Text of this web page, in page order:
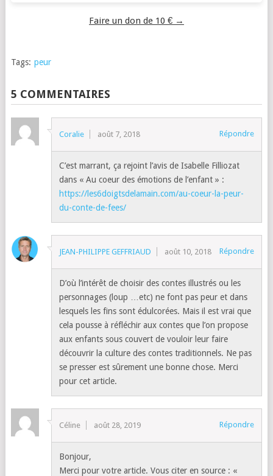
Faire un don de 10 € →
Tags: peur
5 COMMENTAIRES
Coralie août 7, 2018 Répondre
C’est marrant, ça rejoint l’avis de Isabelle Filliozat
dans « Au coeur des émotions de l’enfant » :
https://les6doigtsdelamain.com/au-coeur-la-peur-
du-conte-de-fees/
JEAN-PHILIPPE GEFFRIAUD août 10, 2018 Répondre
D’où l’intérêt de choisir des contes illustrés ou les
personnages (loup …etc) ne font pas peur et dans
lesquels les fins sont édulcorées. Mais il est vrai que
cela pousse à réfléchir aux contes que l’on propose
aux enfants sous couvert de vouloir leur faire
découvrir la culture des contes traditionnels. Ne pas
se presser est sûrement une bonne chose. Merci
pour cet article.
Céline août 28, 2019 Répondre
Bonjour,
Merci pour votre article. Vous citer en source : «